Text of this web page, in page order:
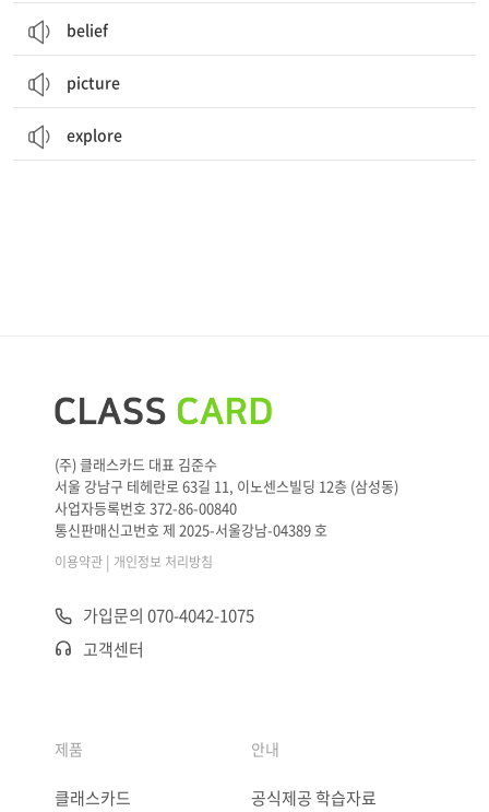
belief
picture
explore
(주) 클래스카드 대표 김준수
서울 강남구 테헤란로 63길 11, 이노센스빌딩 12층 (삼성동)
사업자등록번호 372-86-00840
통신판매신고번호 제 2025-서울강남-04389 호
이용약관 | 개인정보 처리방침
가입문의 070-4042-1075
고객센터
제품
클래스카드
안내
공식제공 학습자료